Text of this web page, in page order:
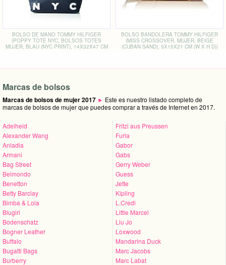
BOLSO DE MANO TOMMY HILFIGER
(POPPY TOTE NYC, BOLSOS TOTES
MUJER, BLAU (NYC PRINT), 14X32X47 CM
BOLSO BANDOLERA TOMMY HILFIGER
(MISS CROSSOVER, MUJER, BEIGE
(CUBAN SAND), 5X15X21 CM (W X H D))
Marcas de bolsos
Marcas de bolsos de mujer 2017 ► Este es nuestro listado completo de
marcas de bolsos de mujer que puedes comprar a través de Internet en 2017.
Adelheid
Alexander Wang
Anladia
Armani
Bag Street
Belmondo
Benetton
Betty Barclay
Bimba & Lola
Blugirl
Bodenschatz
Bogner Leather
Buffalo
Bugatti Bags
Burberry
Fritzi aus Preussen
Furla
Gabor
Gabs
Gerry Weber
Guess
Jette
Kipling
L.Credi
Little Marcel
Liu Jo
Loxwood
Mandarina Duck
Marc Jacobs
Marc Labat